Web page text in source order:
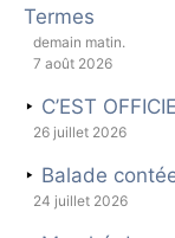
Termes
demain matin.
7 août 2026
C’EST
26 juillet 2026
Balade
24 juillet 2026